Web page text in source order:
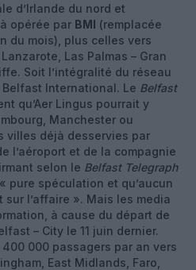
d’Irlande du nord et
opérée par BMI (remplacée
du mois), plus celles vers
Las Palmas – Gran
Soit l’intégralité du réseau
Belfast International. Le Belfast
qu’Aer Lingus pourrait y
Manchester ou
villes déjà desservies par
l’aéroport et de la compagnie
selon le Belfast Telegraph
pure spéculation et qu’aucun
l’affaire ». Mais les media
à cause du départ de
– City le 11 juin dernier.
000 passagers par an vers
East Midlands, Faro,